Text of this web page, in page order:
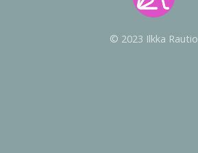
© 2023 Ilkka Rautio